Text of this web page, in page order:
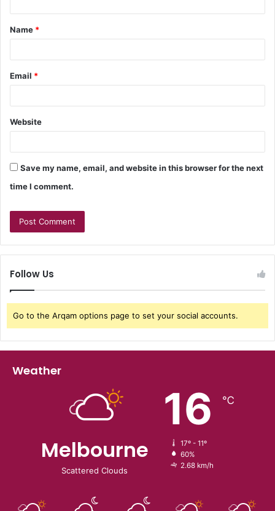
Name *
Email *
Website
Save my name, email, and website in this browser for the next
time I comment.
Follow Us
Go to the Arqam options page to set your social accounts.
Weather
Melbourne
Scattered Clouds
16 ℃
17º - 11º
60%
2.68 km/h